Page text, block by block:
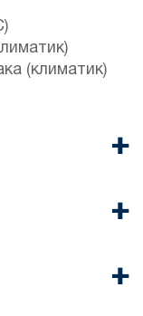
(климатик)
къщата е едно